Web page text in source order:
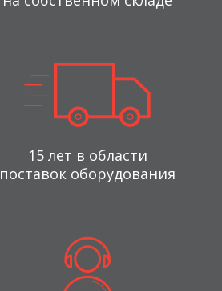
15 лет в области
поставок оборудования